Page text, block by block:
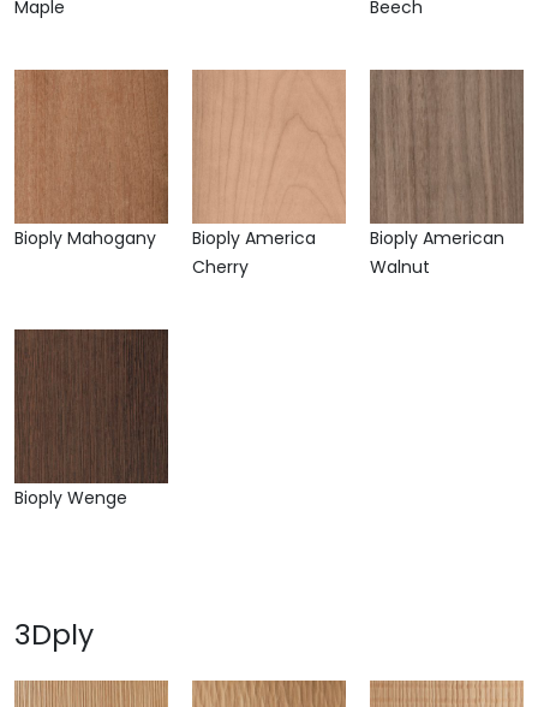
Maple
Beech
Bioply Mahogany
Bioply America
Cherry
Bioply American
Walnut
Bioply Wenge
3Dply